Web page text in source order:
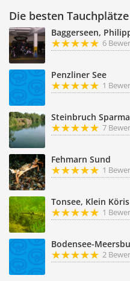
Die besten Tauchplätze
Baggerseen,
6
Penzliner See
1
Steinbruch
7
Fehmarn Sund
1
Tonsee, Klein Köris
1
Bodensee-
2